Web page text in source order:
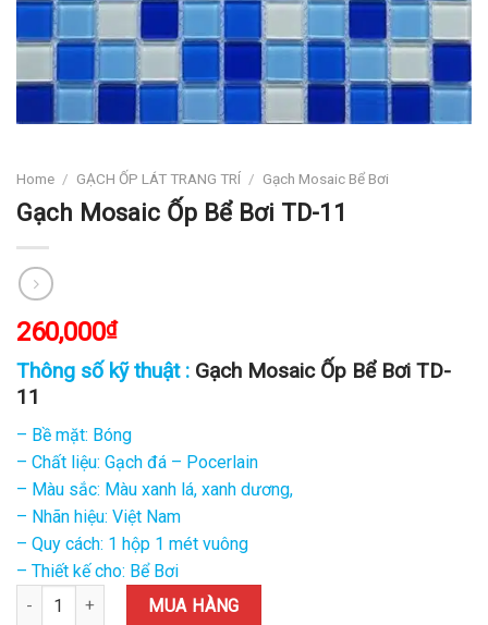
Home / GẠCH ỐP LÁT TRANG TRÍ / Gạch Mosaic Bể Bơi
Gạch Mosaic Ốp Bể Bơi TD-11
260,000₫
Thông số kỹ thuật : Gạch Mosaic Ốp Bể Bơi TD-
11
– Bề mặt: Bóng
– Chất liệu: Gạch đá – Pocerlain
– Màu sắc: Màu xanh lá, xanh dương,
– Nhãn hiệu: Việt Nam
– Quy cách: 1 hộp 1 mét vuông
– Thiết kế cho: Bể Bơi
Gạch Mosaic Ốp Bể Bơi TD-11 quantity
MUA HÀNG